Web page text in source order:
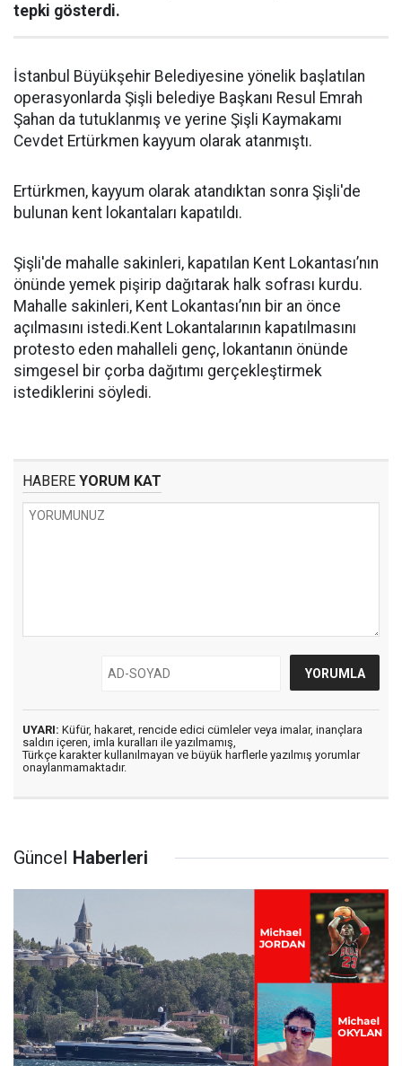
tepki gösterdi.
İstanbul Büyükşehir Belediyesine yönelik başlatılan
operasyonlarda Şişli belediye Başkanı Resul Emrah
Şahan da tutuklanmış ve yerine Şişli Kaymakamı
Cevdet Ertürkmen kayyum olarak atanmıştı.
Ertürkmen, kayyum olarak atandıktan sonra Şişli'de
bulunan kent lokantaları kapatıldı.
Şişli'de mahalle sakinleri, kapatılan Kent Lokantası’nın
önünde yemek pişirip dağıtarak halk sofrası kurdu.
Mahalle sakinleri, Kent Lokantası’nın bir an önce
açılmasını istedi.Kent Lokantalarının kapatılmasını
protesto eden mahalleli genç, lokantanın önünde
simgesel bir çorba dağıtımı gerçekleştirmek
istediklerini söyledi.
HABERE YORUM KAT
UYARI: Küfür, hakaret, rencide edici cümleler veya imalar, inançlara
saldırı içeren, imla kuralları ile yazılmamış,
Türkçe karakter kullanılmayan ve büyük harflerle yazılmış yorumlar
onaylanmamaktadır.
Güncel Haberleri